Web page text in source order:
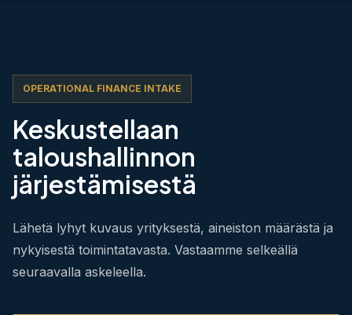
OPERATIONAL FINANCE INTAKE
Keskustellaan
taloushallinnon
järjestämisestä
Lähetä lyhyt kuvaus yrityksestä, aineiston määrästä ja
nykyisestä toimintatavasta. Vastaamme selkeällä
seuraavalla askeleella.